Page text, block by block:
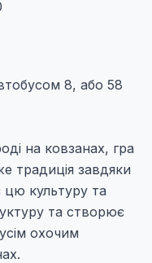
8, або 58
на ковзанах, гра
традиція завдяки
цю культуру та
та створює
охочим